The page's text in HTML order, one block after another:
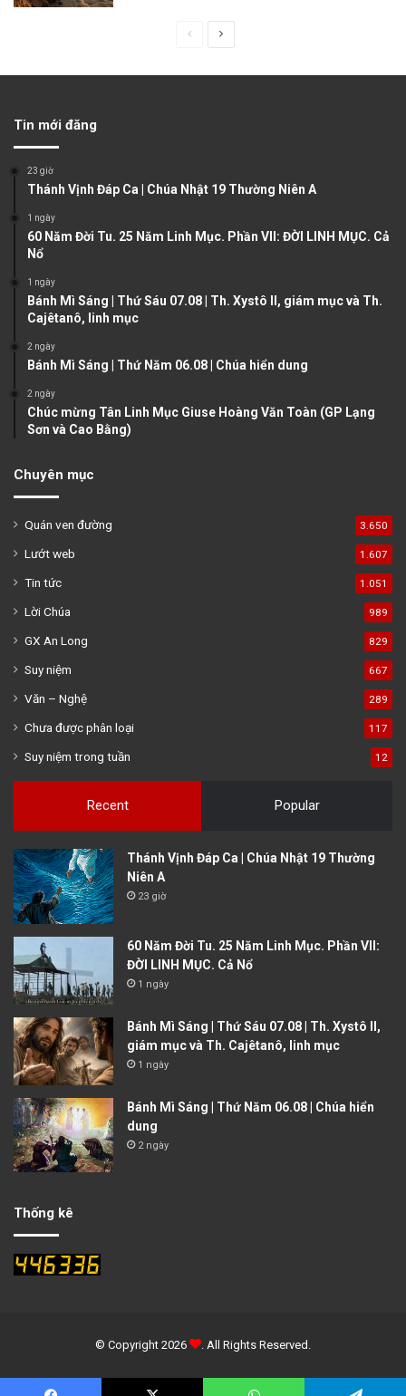
u
g
Tin mới đăng
23 giờ
Thánh Vịnh Đáp Ca | Chúa Nhật 19 Thường Niên A
1 ngày
60 Năm Đời Tu. 25 Năm Linh Mục. Phần VII: ĐỜI LINH MỤC. Cả
Nổ
1 ngày
Bánh Mì Sáng | Thứ Sáu 07.08 | Th. Xystô II, giám mục và Th.
Cajêtanô, linh mục
2 ngày
Bánh Mì Sáng | Thứ Năm 06.08 | Chúa hiển dung
2 ngày
Chúc mừng Tân Linh Mục Giuse Hoàng Văn Toàn (GP Lạng
Sơn và Cao Bằng)
Chuyên mục
Quán ven đường 3.650
Lướt web 1.607
Tin tức 1.051
Lời Chúa 989
GX An Long 829
Suy niệm 667
Văn – Nghệ 289
Chưa được phân loại 117
Suy niệm trong tuần 12
Recent Popular
Thánh Vịnh Đáp Ca | Chúa Nhật 19 Thường
Niên A
23 giờ
60 Năm Đời Tu. 25 Năm Linh Mục. Phần VII:
ĐỜI LINH MỤC. Cả Nổ
1 ngày
Bánh Mì Sáng | Thứ Sáu 07.08 | Th. Xystô II,
giám mục và Th. Cajêtanô, linh mục
1 ngày
Bánh Mì Sáng | Thứ Năm 06.08 | Chúa hiển
dung
2 ngày
Thống kê
© Copyright 2026 . All Rights Reserved.